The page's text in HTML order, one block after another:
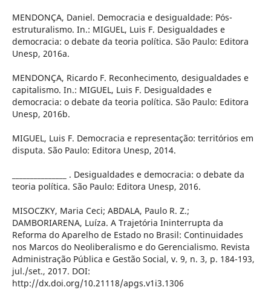
MENDONÇA, Daniel. Democracia e desigualdade: Pós-
estruturalismo. In.: MIGUEL, Luis F. Desigualdades e
democracia: o debate da teoria política. São Paulo: Editora
Unesp, 2016a.
MENDONÇA, Ricardo F. Reconhecimento, desigualdades e
capitalismo. In.: MIGUEL, Luis F. Desigualdades e
democracia: o debate da teoria política. São Paulo: Editora
Unesp, 2016b.
MIGUEL, Luis F. Democracia e representação: territórios em
disputa. São Paulo: Editora Unesp, 2014.
_______________ . Desigualdades e democracia: o debate da
teoria política. São Paulo: Editora Unesp, 2016.
MISOCZKY, Maria Ceci; ABDALA, Paulo R. Z.;
DAMBORIARENA, Luíza. A Trajetória Ininterrupta da
Reforma do Aparelho de Estado no Brasil: Continuidades
nos Marcos do Neoliberalismo e do Gerencialismo. Revista
Administração Pública e Gestão Social, v. 9, n. 3, p. 184-193,
jul./set., 2017. DOI:
http://dx.doi.org/10.21118/apgs.v1i3.1306